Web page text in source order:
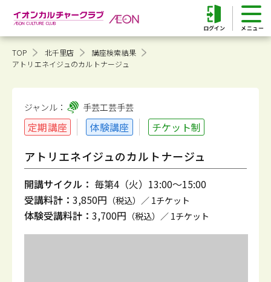
ログイン
TOP 北千里店
講座検索結果
アトリエネイジュのカルトナージュ
ジャンル： 手芸工芸手芸
定期講座 体験講座 チケット制
アトリエネイジュのカルトナージュ
開講サイクル： 毎第4（火）13:00～15:00
受講料計： 3,850円 （税込）／ 1チケット
体験受講料計： 3,700円 （税込）／ 1チケット